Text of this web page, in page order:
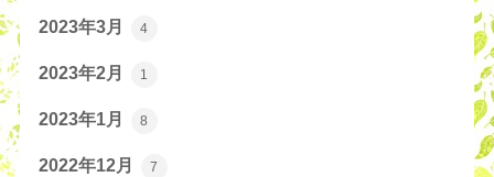
2023年3月 4
2023年2月 1
2023年1月 8
2022年12月 7